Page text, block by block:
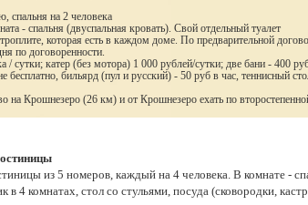
спальня на 2 человека
- спальня (двуспальная кровать). Свой отдельный туалет
которая есть в каждом доме. По предварительной
по договоренности.
катер (без мотора) 1 000 рублей/сутки; две бани - 400
бильярд (пул и русский) - 50 руб в час, теннисный
Крошнезеро (26 км) и от Крошнезеро ехать по
из 5 номеров, каждый на 4 человека. В комнате -
в 4 комнатах, стол со стульями, посуда (сковородки,